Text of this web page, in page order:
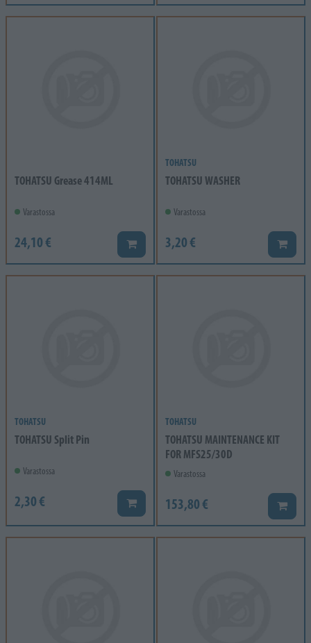
TOHATSU Grease 414ML
Varastossa
24,10 € Lisää koriin
TOHATSU
TOHATSU WASHER
Varastossa
3,20 € Lisää
TOHATSU
TOHATSU Split Pin
Varastossa
2,30 € Lisää koriin
TOHATSU
TOHATSU MAINTENANCE KIT
FOR MFS25/30D
Varastossa
153,80 € Lisää